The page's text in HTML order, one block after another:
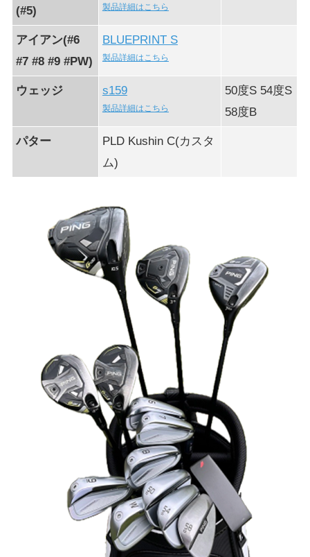
(#5) 製品詳細はこちら
アイアン(#6
#7 #8 #9 #PW)
BLUEPRINT S
製品詳細はこちら
ウェッジ s159
製品詳細はこちら
50度S 54度S
58度B
パター
PLD Kushin C(カスタ
ム)